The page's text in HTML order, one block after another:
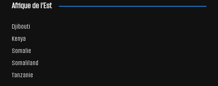
Afrique de l’Est
Djibouti
Kenya
Somalie
Somaliland
Tanzanie